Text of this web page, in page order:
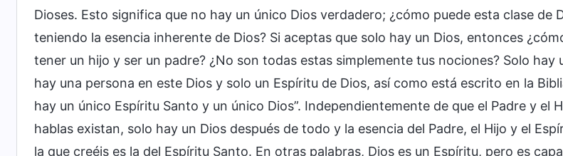
Dioses. Esto significa que no hay un único Dios verdadero; ¿cómo puede esta clase de
teniendo la esencia inherente de Dios? Si aceptas que solo hay un Dios, entonces
tener un hijo y ser un padre? ¿No son todas estas simplemente tus nociones? Solo hay
hay una persona en este Dios y solo un Espíritu de Dios, así como está escrito en la
hay un único Espíritu Santo y un único Dios”. Independientemente de que el Padre y el
hablas existan, solo hay un Dios después de todo y la esencia del Padre, el Hijo y el
la que creéis es la del Espíritu Santo. En otras palabras, Dios es un Espíritu, pero es